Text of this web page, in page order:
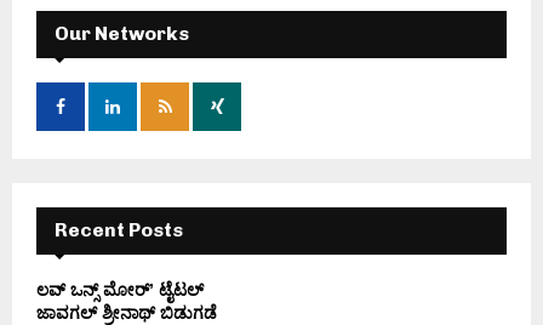
f
o
:
E
A
H
Our Networks
Recent Posts
ಲವ್ ಒನ್ಸ್ ಮೋರ್’ ಟೈಟಲ್
ಜಾವಗಲ್ ಶ್ರೀನಾಥ್ ಬಿಡುಗಡೆ